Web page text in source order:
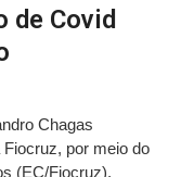
de Covid
Chagas
por meio do
(EC/Fiocruz),